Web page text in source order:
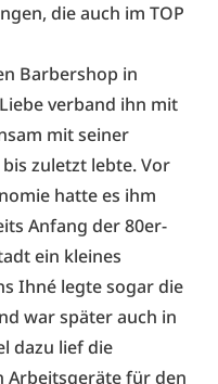
die auch im TOP
Barbershop in
verband ihn mit
mit seiner
zuletzt lebte. Vor
hatte es ihm
Anfang der 80er-
ein kleines
Ihné legte sogar die
war später auch in
dazu lief die
Arbeitsgeräte für den